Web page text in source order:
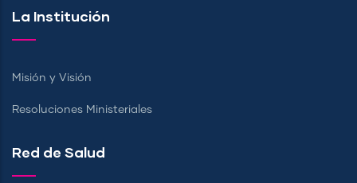
La Institución
Misión y Visión
Resoluciones Ministeriales
Red de Salud